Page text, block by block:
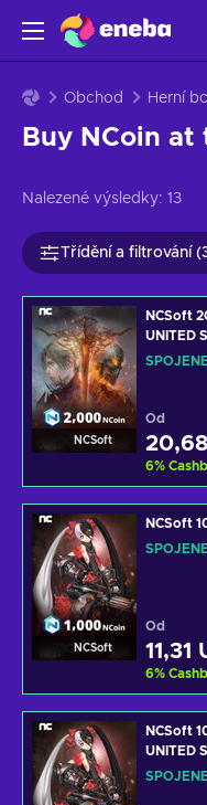
Obchod Herní
Buy NCoin
Nalezené výsledky: 13
Třídění a filtrování
NCSoft
NCSoft
UNITED
Od
6%
NCSoft
NCSoft
Od
11,31
6%
NCSoft
UNITED